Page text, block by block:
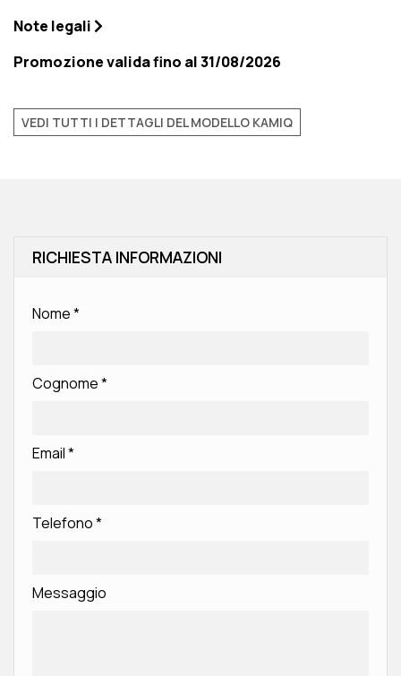
Note legali
Promozione valida fino al 31/08/2026
VEDI TUTTI I DETTAGLI DEL MODELLO KAMIQ
RICHIESTA INFORMAZIONI
Nome*
Cognome*
Email*
Telefono*
Messaggio